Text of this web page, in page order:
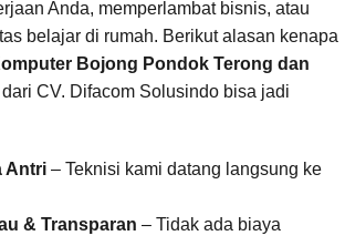
Anda, memperlambat bisnis, atau
belajar di rumah. Berikut alasan kenapa
Bojong Pondok Terong dan
dari CV. Difacom Solusindo bisa jadi
Antri – Teknisi kami datang langsung ke
& Transparan – Tidak ada biaya